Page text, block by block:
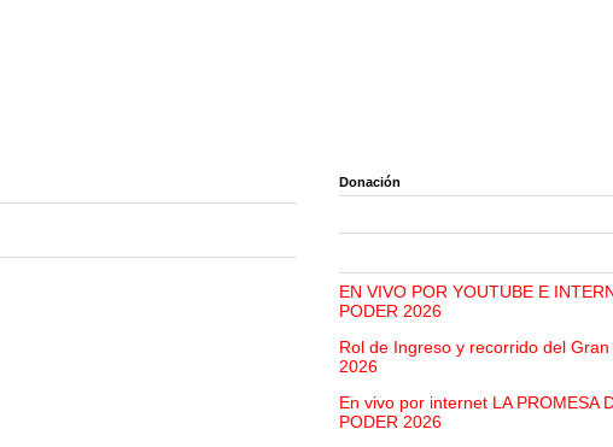
Donación
EN VIVO POR YOUTUBE E
PODER 2026
Rol de Ingreso y recorrido del
2026
En vivo por internet LA PROMESA
PODER 2026